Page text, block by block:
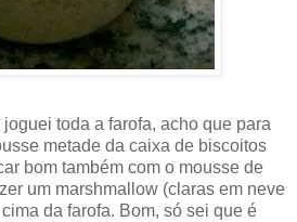
toda a farofa, acho que para
metade da caixa de biscoitos
bom também com o mousse de
um marshmallow (claras em neve
da farofa. Bom, só sei que é